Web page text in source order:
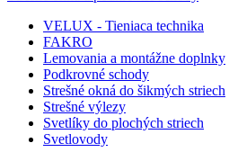
VELUX - Tieniaca technika
FAKRO
Lemovania a montážne doplnky
Podkrovné schody
Strešné okná do šikmých striech
Strešné výlezy
Svetlíky do plochých striech
Svetlovody